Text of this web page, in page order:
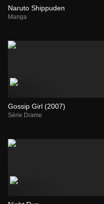
Naruto Shippuden
Manga
Gossip Girl (2007)
Série Drame